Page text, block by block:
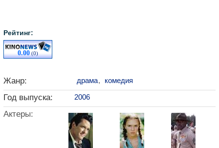
Рейтинг:
0.00 (0)
Жанр: драма, комедия
Год выпуска: 2006
Актеры: